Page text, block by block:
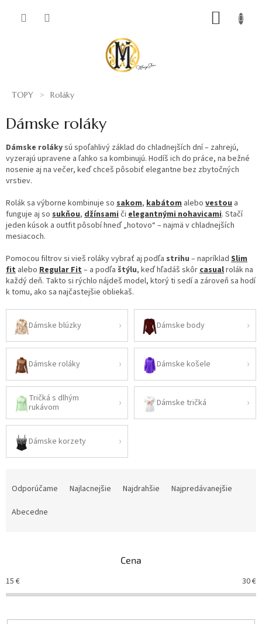
TOPY Roláky
Dámske roláky
Dámske rolákysú spoľahlivý základ do chladnejších dní – zahrejú,
vyzerajú upravene a ľahko sa kombinujú. Hodíš ich do práce, na bežné
nosenie aj na večer, keď chceš pôsobiť elegantne bez zbytočných
vrstiev.
Rolák sa výborne kombinuje so sakom, kabátom alebo vestou a
funguje aj so sukňou, džínsami či elegantnými nohavicami. Stačí
jeden kúsok a outfit pôsobí hneď „hotovo“ – najmä v chladnejších
mesiacoch.
Pomocou filtrov si vieš roláky vybrať aj podľa strihu – napríklad Slim
fit alebo Regular Fit – a podľa štýlu, keď hľadáš skôr casualrolák na
každý deň. Takto si rýchlo nájdeš model, ktorý ti sedí a zároveň sa hodí
k tomu, ako sa najčastejšie obliekaš.
Dámske blúzky Dámske body
Dámske roláky Dámske košele
Tričká s dlhým
rukávom
Dámske tričká
Dámske korzety
r
o
u
Odporúčame Najlacnejšie Najdrahšie
Najpredávanejšie
Abecedne
Cena
15 € 30€